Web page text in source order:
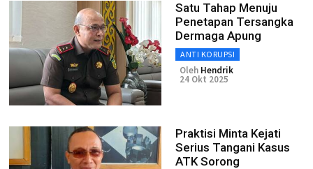
Satu Tahap Menuju
Penetapan Tersangka
Dermaga Apung
ANTI KORUPSI
Oleh Hendrik
24 Okt 2025
Praktisi Minta Kejati
Serius Tangani Kasus
ATK Sorong